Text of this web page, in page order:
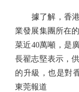
據了解，香港
業發展集團所在
菜近40萬噸，是
長翟志堅表示，
的升級，也是對
東莞報道